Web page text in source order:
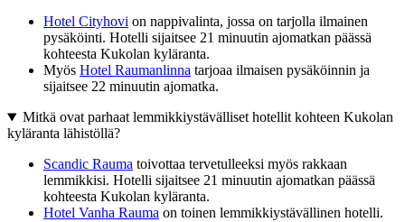
Hotel Cityhovi on nappivalinta, jossa on tarjolla ilmainen
pysäköinti. Hotelli sijaitsee 21 minuutin ajomatkan päässä
kohteesta Kukolan kyläranta.
Myös Hotel Raumanlinna tarjoaa ilmaisen pysäköinnin ja
sijaitsee 22 minuutin ajomatka.
Mitkä ovat parhaat lemmikkiystävälliset hotellit kohteen Kukolan
kyläranta lähistöllä?
Scandic Rauma toivottaa tervetulleeksi myös rakkaan
lemmikkisi. Hotelli sijaitsee 21 minuutin ajomatkan päässä
kohteesta Kukolan kyläranta.
Hotel Vanha Rauma on toinen lemmikkiystävällinen hotelli.